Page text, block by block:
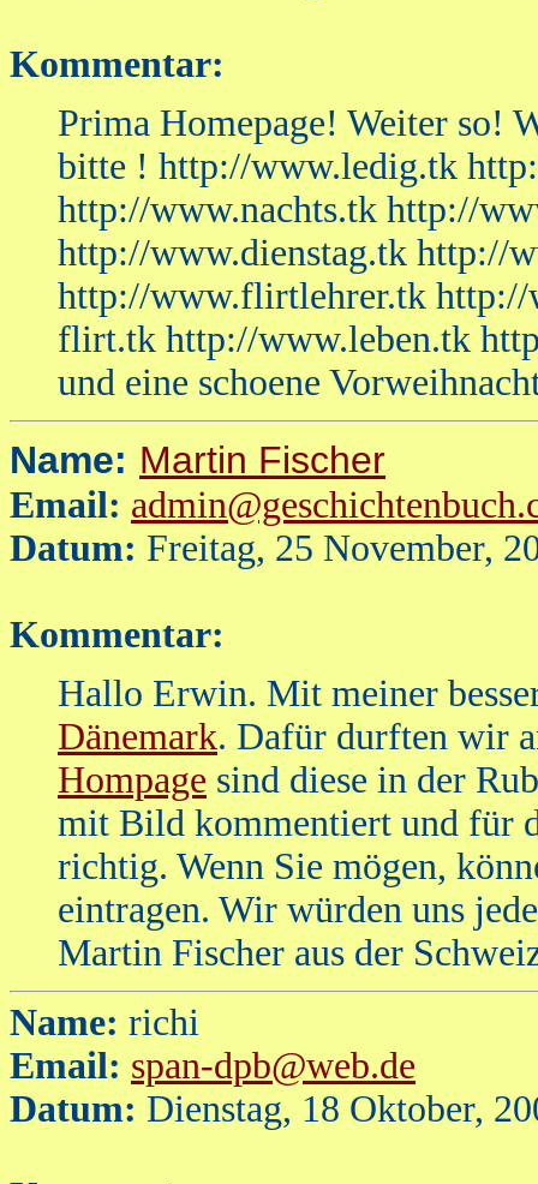
Kommentar:
Prima Homepage! Weiter so!
bitte ! http://www.ledig.tk
http://www.nachts.tk http://
http://www.dienstag.tk http://
http://www.flirtlehrer.tk
flirt.tk http://www.leben.tk
und eine schoene
Name: Martin Fischer
Email:
Datum: Freitag, 25 November,
Kommentar:
Hallo Erwin. Mit meiner
Dänemark. Dafür durften wir
Hompage sind diese in der
mit Bild kommentiert und für
richtig. Wenn Sie mögen,
eintragen. Wir würden uns
Martin Fischer aus der
Name: richi
Email: span-dpb@web.de
Datum: Dienstag, 18 Oktober,